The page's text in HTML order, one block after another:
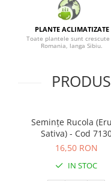
PLANTE ACLIMATIZATE
Toate plantele sunt
Romania, langa Sibiu.
Semințe Rucola
Sativa) - Cod
16,50 RON
IN STOC